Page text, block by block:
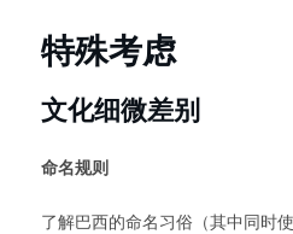
特殊考虑
文化细微差别
命名规则
了解巴西的命名习俗（其中同时